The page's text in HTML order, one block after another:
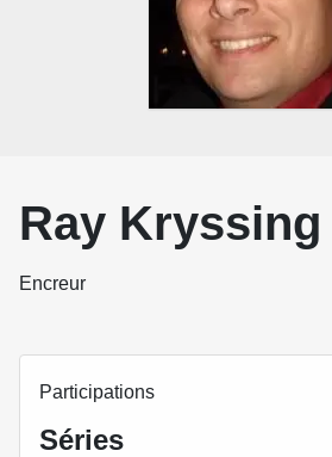
Ray Kryssing
Encreur
Participations
Séries